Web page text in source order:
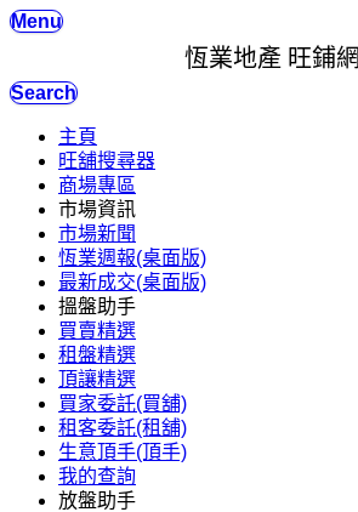
Menu
恆業地產 旺鋪網
Search
主頁
旺舖搜尋器
商場專區
市場資訊
市場新聞
恆業週報(桌面版)
最新成交(桌面版)
搵盤助手
買賣精選
租盤精選
頂讓精選
買家委託(買舖)
租客委託(租舖)
生意頂手(頂手)
我的查詢
放盤助手